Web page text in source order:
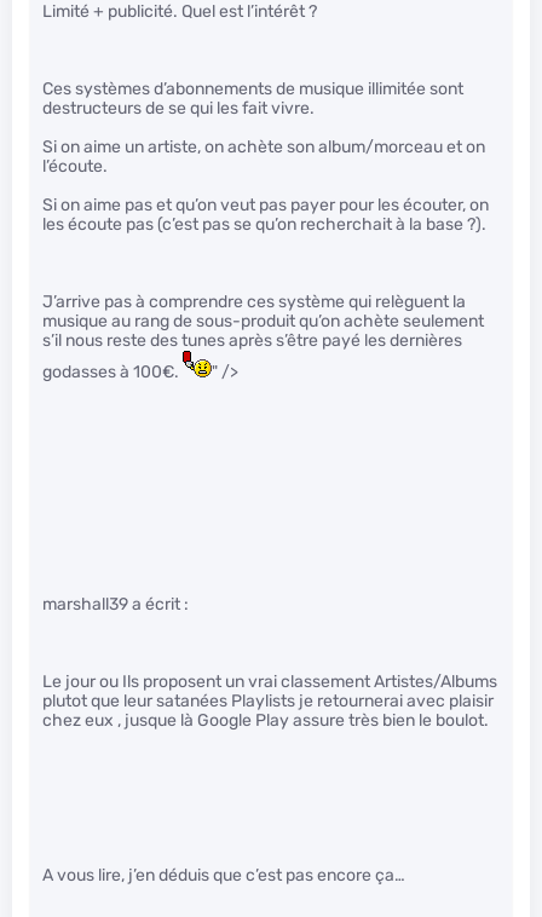
Limité + publicité. Quel est l’intérêt ?
Ces systèmes d’abonnements de musique illimitée sont
destructeurs de se qui les fait vivre.
Si on aime un artiste, on achète son album/morceau et on
l’écoute.
Si on aime pas et qu’on veut pas payer pour les écouter, on
les écoute pas (c’est pas se qu’on recherchait à la base ?).
J’arrive pas à comprendre ces système qui relèguent la
musique au rang de sous-produit qu’on achète seulement
s’il nous reste des tunes après s’être payé les dernières
godasses à 100€.
" />
marshall39 a écrit :
Le jour ou Ils proposent un vrai classement Artistes/Albums
plutot que leur satanées Playlists je retournerai avec plaisir
chez eux , jusque là Google Play assure très bien le boulot.
A vous lire, j’en déduis que c’est pas encore ça…